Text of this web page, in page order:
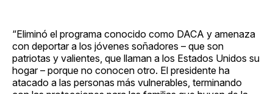
“Eliminó el programa conocido como DACA y amenaza
con deportar a los jóvenes soñadores – que son
patriotas y valientes, que llaman a los Estados Unidos su
hogar – porque no conocen otro. El presidente ha
atacado a las personas más vulnerables, terminando